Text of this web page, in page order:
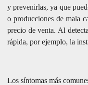
y prevenirlas, ya que
o producciones de mala
precio de venta. Al
rápida, por ejemplo, la
Los síntomas más